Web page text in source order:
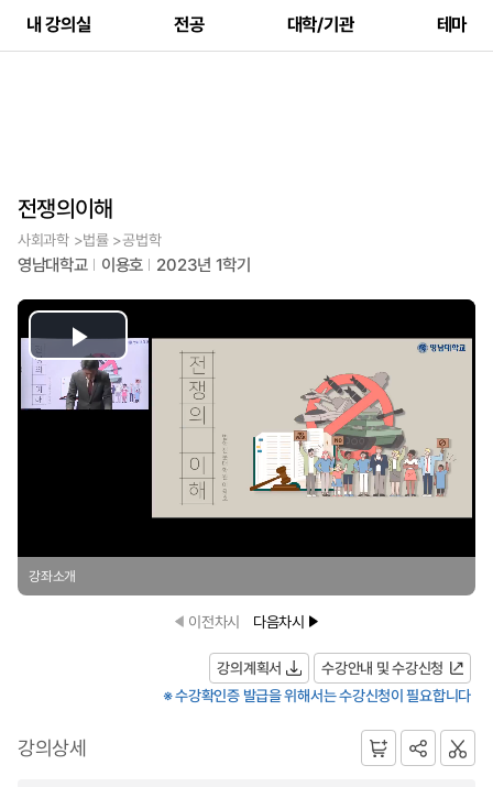
내 강의실 전공 대학/기관 테마
전쟁의이해
사회과학 >법률 >공법학
영남대학교 이용호 2023년 1학기
Play
Video
강좌소개
이전차시 다음차시
강의계획서
수강안내 및 수강신청
※ 수강확인증 발급을 위해서는 수강신청이 필요합니다
강의상세